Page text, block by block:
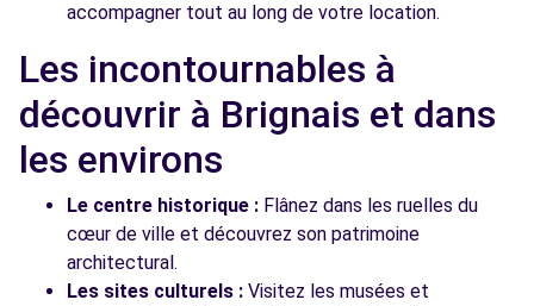
accompagner tout au long de votre location.
Les incontournables à
découvrir à Brignais et dans
les environs
Le centre historique : Flânez dans les ruelles du
cœur de ville et découvrez son patrimoine
architectural.
Les sites culturels : Visitez les musées et